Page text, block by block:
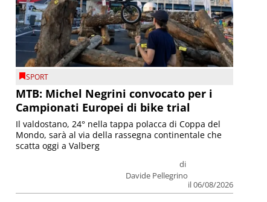
SPORT
MTB: Michel Negrini convocato per i
Campionati Europei di bike trial
di
Davide Pellegrino
il 06/08/2026
Il valdostano, 24° nella tappa polacca di Coppa del
Mondo, sarà al via della rassegna continentale che
scatta oggi a Valberg